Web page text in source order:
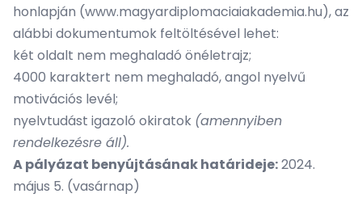
honlapján (www.magyardiplomaciaiakademia.hu), az
alábbi dokumentumok feltöltésével lehet:
két oldalt nem meghaladó önéletrajz;
4000 karaktert nem meghaladó, angol nyelvű
motivációs levél;
nyelvtudást igazoló okiratok (amennyiben
rendelkezésre áll).
A pályázat benyújtásának határideje:2024.
május 5. (vasárnap)